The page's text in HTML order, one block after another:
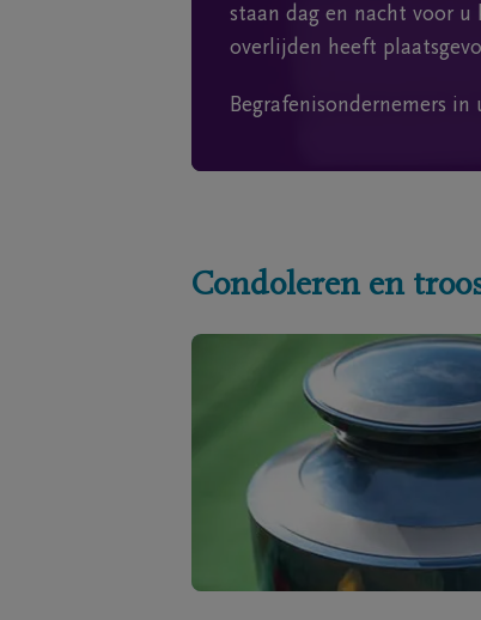
staan dag en nacht voor u
overlijden heeft
Begrafenisondernemers in
Condoleren en